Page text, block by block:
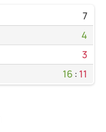
7
4
3
16: 11